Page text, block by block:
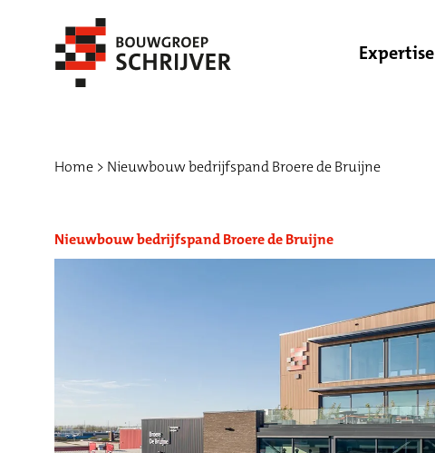
Expertise
Home Nieuwbouw bedrijfspand Broere de Bruijne
Nieuwbouw bedrijfspand Broere de Bruijne